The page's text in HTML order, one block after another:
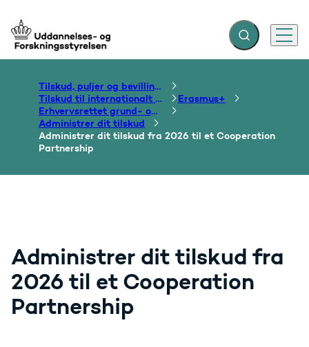
Gå til forsiden Fold søgefelt ud
Menu
Tilskud, puljer og bevillinger
Tilskud til internationalt samarbejde om uddannelse
Erasmus+
Erhvervsrettet grund- og efteruddannelse
Administrer dit tilskud
Administrer dit tilskud fra 2026 til et Cooperation
Partnership
Administrer dit tilskud fra
2026 til et Cooperation
Partnership